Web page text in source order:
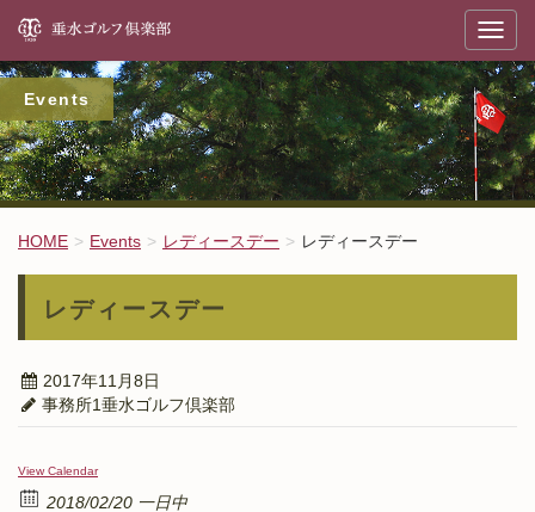
T
g
g
l
e
n
a
v
i
a
n
垂
Events
HOME Events レディースデー レディースデー
レディースデー
2017年11月8日
事務所1垂水ゴルフ倶楽部
View Calendar
2018/02/20 一日中